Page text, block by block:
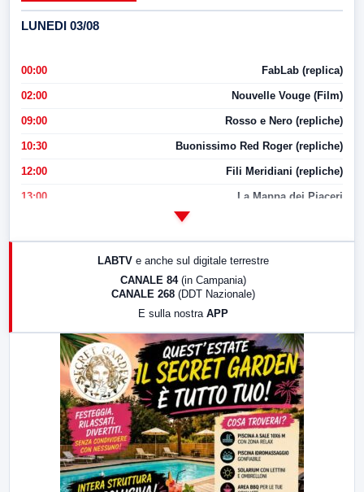
LUNEDI 03/08
00:00 FabLab (replica)
02:00 Nouvelle Vouge (Film)
09:00 Rosso e Nero (repliche)
10:30 Buonissimo Red Roger (repliche)
12:00 Fili Meridiani (repliche)
13:00 La Mappa dei Piaceri
17:00 LabNews (replica)
LabNews (replica)
LABTV e anche sul digitale terrestre
CANALE 84 (in Campania)
CANALE 268 (DDT Nazionale)
E sulla nostra APP